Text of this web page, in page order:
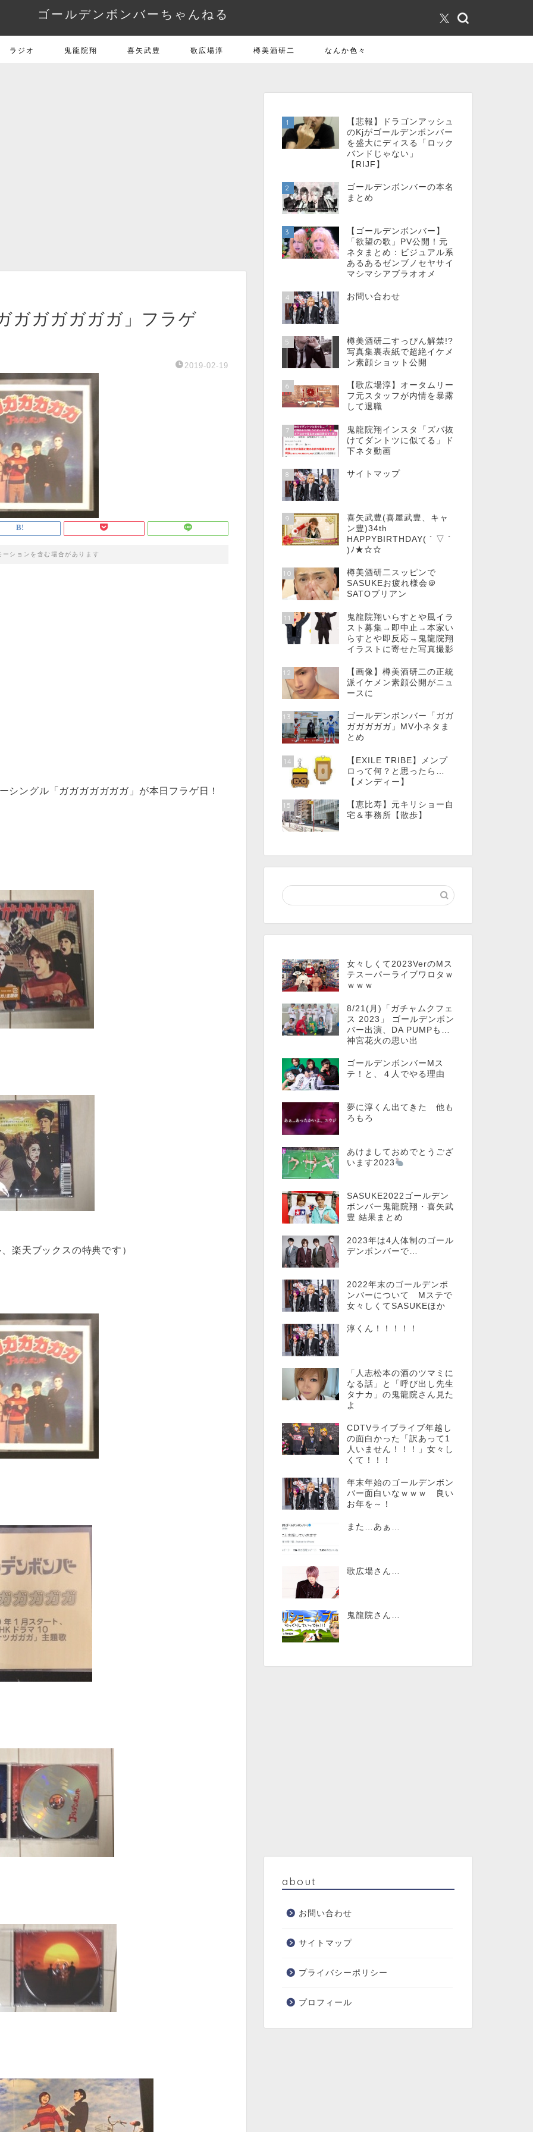
ゴールデンボンバーちゃんねる
ラジオ 鬼龍院翔 喜矢武豊 歌広場淳 樽美酒研二 なんか色々
ガガガガガガ」フラゲ
2019-02-19
ーションを含む場合があります
ングル「ガガガガガガガ」が本日フラゲ日！
楽天ブックスの特典です）
1
【悲報】ドラゴンアッシュ
のKjがゴールデンボンバー
を盛大にディスる「ロック
バンドじゃない」
【RIJF】
2
ゴールデンボンバーの本名
まとめ
3
【ゴールデンボンバー】
「欲望の歌」PV公開！元
ネタまとめ：ビジュアル系
あるあるゼンブノセヤサイ
マシマシアブラオオメ
4 お問い合わせ
5
樽美酒研二すっぴん解禁!?
写真集裏表紙で超絶イケメ
ン素顔ショット公開
6
【歌広場淳】オータムリー
フ元スタッフが内情を暴露
して退職
7
鬼龍院翔インスタ「ズバ抜
けてダントツに似てる」ド
下ネタ動画
8 サイトマップ
9
喜矢武豊(喜屋武豊、キャ
ン豊)34th
HAPPYBIRTHDAY( ´ ▽ `
)ﾉ★☆☆
10
樽美酒研二スッピンで
SASUKEお疲れ様会＠
SATOブリアン
11
鬼龍院翔いらすとや風イラ
スト募集→即中止→本家い
らすとや即反応→鬼龍院翔
イラストに寄せた写真撮影
12
【画像】樽美酒研二の正統
派イケメン素顔公開がニュ
ースに
13
ゴールデンボンバー「ガガ
ガガガガガ」MV小ネタま
とめ
14
【EXILE TRIBE】メンプ
ロって何？と思ったら…
【メンディー】
15
【恵比寿】元キリショー自
宅＆事務所【散歩】
女々しくて2023VerのMス
テスーパーライブワロタｗ
ｗｗｗ
8/21(月)「ガチャムクフェ
ス 2023」 ゴールデンボン
バー出演、DA PUMPも…
神宮花火の思い出
ゴールデンボンバーMス
テ！と、４人でやる理由
夢に淳くん出てきた 他も
ろもろ
あけましておめでとうござ
います2023
SASUKE2022ゴールデン
ボンバー鬼龍院翔・喜矢武
豊 結果まとめ
2023年は4人体制のゴール
デンボンバーで…
2022年末のゴールデンボ
ンバーについて Mステで
女々しくてSASUKEほか
淳くん！！！！！
「人志松本の酒のツマミに
なる話」と「呼び出し先生
タナカ」の鬼龍院さん見た
よ
CDTVライブライブ年越し
の面白かった「訳あって1
人いません！！！」女々し
くて！！！
年末年始のゴールデンボン
バー面白いなｗｗｗ 良い
お年を～！
また…あぁ…
歌広場さん…
鬼龍院さん…
about
お問い合わせ
サイトマップ
プライバシーポリシー
プロフィール